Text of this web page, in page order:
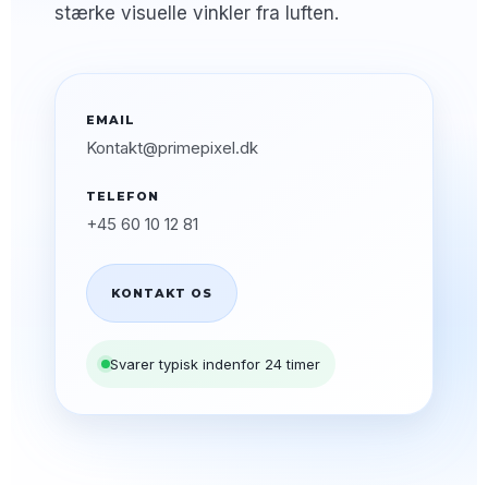
stærke visuelle vinkler fra luften.
EMAIL
Kontakt@primepixel.dk
TELEFON
+45 60 10 12 81
KONTAKT OS
Svarer typisk indenfor 24 timer